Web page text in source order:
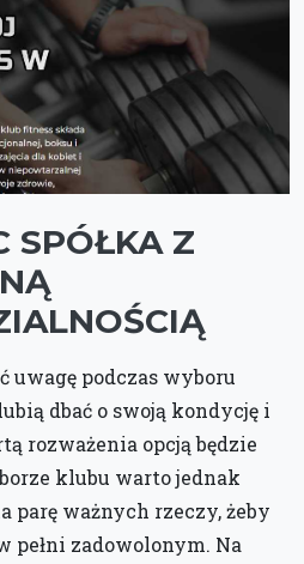
SPÓŁKA Z
uwagę podczas wyboru
dbać o swoją kondycję i
rozważenia opcją będzie
klubu warto jednak
parę ważnych rzeczy, żeby
pełni zadowolonym. Na